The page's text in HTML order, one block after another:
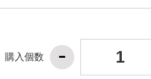
購入個数